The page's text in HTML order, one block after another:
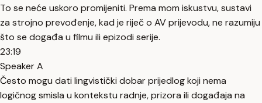
To se neće uskoro promijeniti. Prema mom iskustvu, sustavi
za strojno prevođenje, kad je riječ o AV prijevodu, ne razumiju
što se događa u filmu ili epizodi serije.
23:19
Speaker A
Često mogu dati lingvistički dobar prijedlog koji nema
logičnog smisla u kontekstu radnje, prizora ili događaja na